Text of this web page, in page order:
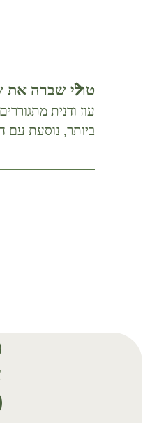
טולי שברה את
עוז ודנית
ביותר, נוסעת עם